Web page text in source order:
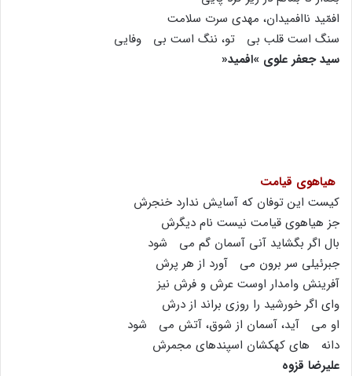
افمّید ناافمیدان، مهدى سرت سلامت
سنگ است قلب بى تو، ننگ است بى وفایى
سید جعفر علوى »افمید«
هیاهوى قیامت
کیست این توفان که آسایش ندارد خنجرش
جز هیاهوى قیامت نیست نام دیگرش
بال اگر بگشاید آنى آسمان گم مى شود
جبرئیلى سر برون مى آورد از هر پرش
آفرینش وامدار اوست عرش و فرش نیز
واى اگر خورشید را روزى براند از درش
او مى آید، آسمان از شوق، آتش مى شود
دانه هاى کهکشان اسپندهاى مجمرش
علیرضا قزوه